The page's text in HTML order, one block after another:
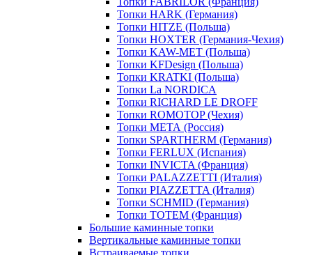
Топки HARK (Германия)
Топки HITZE (Польша)
Топки HOXTER (Германия-Чехия)
Топки KAW-MET (Польша)
Топки KFDesign (Польша)
Топки KRATKI (Польша)
Топки La NORDICA
Топки RICHARD LE DROFF
Топки ROMOTOP (Чехия)
Топки МЕТА (Россия)
Топки SPARTHERM (Германия)
Топки FERLUX (Испания)
Топки INVICTA (Франция)
Топки PALAZZETTI (Италия)
Топки PIAZZETTA (Италия)
Топки SCHMID (Германия)
Топки TOTEM (Франция)
Большие каминные топки
Вертикальные каминные топки
Встраиваемые топки